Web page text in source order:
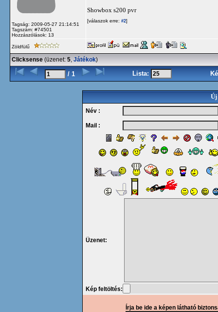
Tagság: 2009-05-27 21:14:51
Tagszám: #74501
Hozzászólások: 13
Showbox s200 pvr
[válaszok erre: #2]
Zöldfülű
Clicksense (üzenet: 5, Játékok)
/ 1 Lista:
Új
Név :
Mail :
Üzenet:
Kép feltöltés:
Írja be ide a képen látható